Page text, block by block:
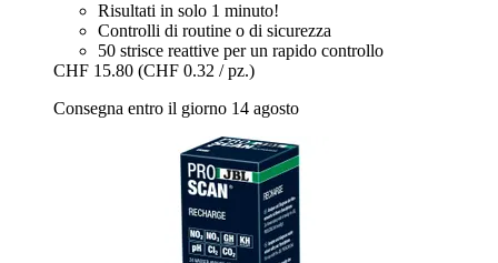
Risultati in solo 1 minuto!
Controlli di routine o di sicurezza
50 strisce reattive per un rapido controllo
CHF 15.80 (CHF 0.32 / pz.)
Consegna entro il giorno 14 agosto